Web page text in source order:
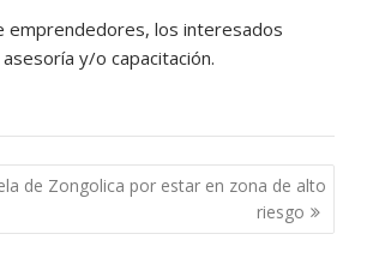
emprendedores, los interesados
y/o capacitación.
de Zongolica por estar en zona de alto
riesgo